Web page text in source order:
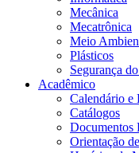
Mecânica
Mecatrônica
Meio
Plásticos
Segurança
Acadêmico
Calendário e
Catálogos
Documentos
Orientação